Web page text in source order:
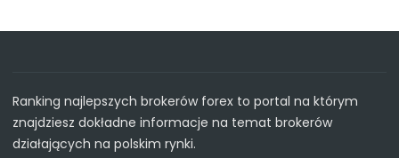
Ranking najlepszych brokerów forex to portal na którym
znajdziesz dokładne informacje na temat brokerów
działających na polskim rynki.